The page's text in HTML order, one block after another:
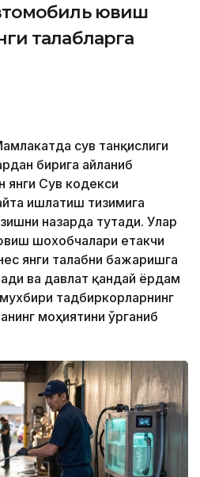
ювиш
талабларга
сув танқислиги
бирига айланиб
янги Сув кодекси
ишлатиш тизимига
назарда тутади. Улар
шохобчалари етакчи
янги талабни бажаришга
ва давлат қандай ёрдам
мухбири тадбиркорларнинг
моҳиятини ўрганиб